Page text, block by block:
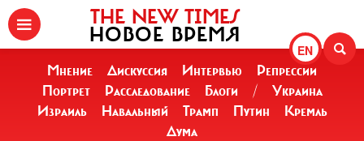
EN
THE NEW TIMES
НОВОЕ ВРЕМЯ
Мнение Дискуссия Интервью
Репрессии
Портрет
Расследование Блоги /
Украина
Израиль
Навальный Трамп Путин
Кремль
Дума